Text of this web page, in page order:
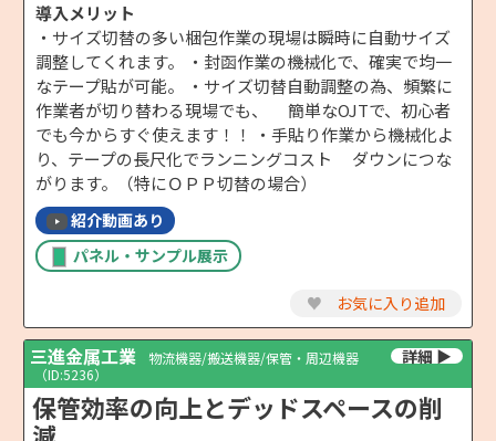
導入メリット
・サイズ切替の多い梱包作業の現場は瞬時に自動サイズ
調整してくれます。 ・封函作業の機械化で、確実で均一
なテープ貼が可能。 ・サイズ切替自動調整の為、頻繁に
作業者が切り替わる現場でも、 簡単なOJTで、初心者
でも今からすぐ使えます！！ ・手貼り作業から機械化よ
り、テープの長尺化でランニングコスト ダウンにつな
がります。（特にＯＰＰ切替の場合）
紹介動画あり
パネル・サンプル展示
♥ お気に入り追加
三進金属工業
物流機器/搬送機器/保管・周辺機器
（ID:5236）
保管効率の向上とデッドスペースの削